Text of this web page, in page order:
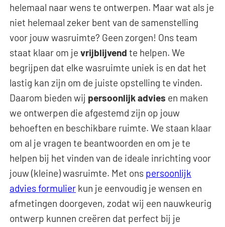
helemaal naar wens te ontwerpen. Maar wat als je
niet helemaal zeker bent van de samenstelling
voor jouw wasruimte? Geen zorgen! Ons team
staat klaar om jevrijblijvendte helpen. We
begrijpen dat elke wasruimte uniek is en dat het
lastig kan zijn om de juiste opstelling te vinden.
Daarom bieden wij persoonlijk advies en maken
we ontwerpen die afgestemd zijn op jouw
behoeften en beschikbare ruimte. We staan klaar
om al je vragen te beantwoorden en om je te
helpen bij het vinden van de ideale inrichting voor
jouw (kleine) wasruimte. Met ons persoonlijk
advies formulier kun je eenvoudig je wensen en
afmetingen doorgeven, zodat wij een nauwkeurig
ontwerp kunnen creëren dat perfect bij je